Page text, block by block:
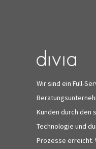
Wir sind ein Full-
Kunden durch den
Technologie und
Prozesse erreicht.